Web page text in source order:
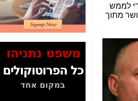
לממש
מתוך
2" על תעלולי השר
משה כחלון -כאן
המשך חשיפת הבלוף
ששמו "מהפיכת
הסלולר" ואיך מסרסים
כאן
סיכום ביקור בסיליקון